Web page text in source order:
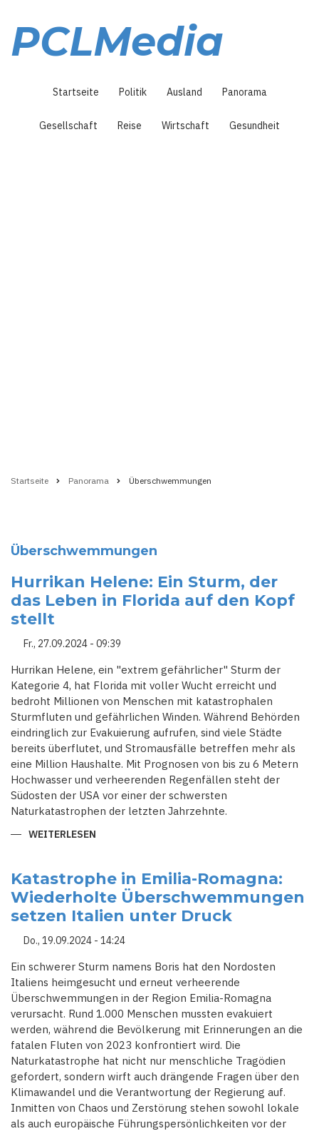
Inhalt
PCLMedia
Startseite Politik Ausland Panorama
Gesellschaft Reise Wirtschaft Gesundheit
Startseite Panorama Überschwemmungen
Überschwemmungen
Hurrikan Helene: Ein Sturm, der
das Leben in Florida auf den Kopf
stellt
Fr., 27.09.2024 - 09:39
Hurrikan Helene, ein "extrem gefährlicher" Sturm der
Kategorie 4, hat Florida mit voller Wucht erreicht und
bedroht Millionen von Menschen mit katastrophalen
Sturmfluten und gefährlichen Winden. Während Behörden
eindringlich zur Evakuierung aufrufen, sind viele Städte
bereits überflutet, und Stromausfälle betreffen mehr als
eine Million Haushalte. Mit Prognosen von bis zu 6 Metern
Hochwasser und verheerenden Regenfällen steht der
Südosten der USA vor einer der schwersten
Naturkatastrophen der letzten Jahrzehnte.
WEITERLESEN
STURM,
DER
DAS
LEBEN
IN
FLORIDA
AUF
DEN
STELLT
Katastrophe in Emilia-Romagna:
Wiederholte Überschwemmungen
setzen Italien unter Druck
Do., 19.09.2024 - 14:24
Ein schwerer Sturm namens Boris hat den Nordosten
Italiens heimgesucht und erneut verheerende
Überschwemmungen in der Region Emilia-Romagna
verursacht. Rund 1.000 Menschen mussten evakuiert
werden, während die Bevölkerung mit Erinnerungen an die
fatalen Fluten von 2023 konfrontiert wird. Die
Naturkatastrophe hat nicht nur menschliche Tragödien
gefordert, sondern wirft auch drängende Fragen über den
Klimawandel und die Verantwortung der Regierung auf.
Inmitten von Chaos und Zerstörung stehen sowohl lokale
als auch europäische Führungspersönlichkeiten vor der